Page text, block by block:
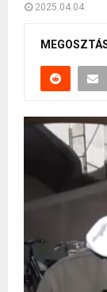
2025.04.04.